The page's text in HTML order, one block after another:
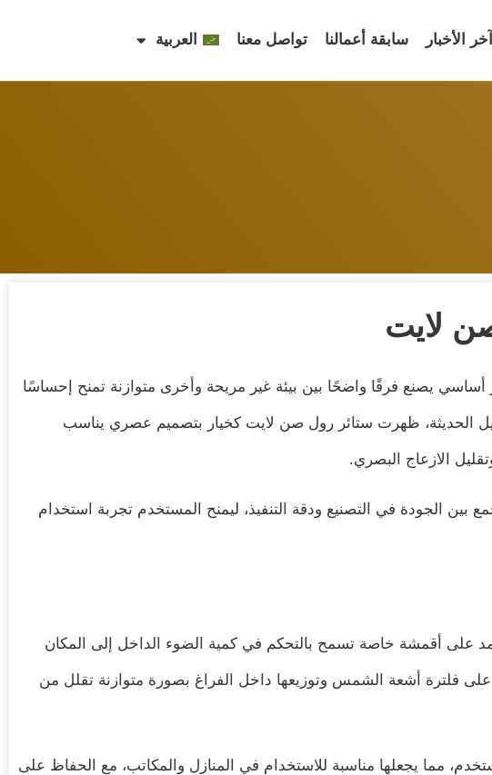
آخر الأخبار سابقة أعمالنا تواصل معنا العربية
لايت
يصنع فرقًا واضحًا بين بيئة غير مريحة وأخرى متوازنة تمنح إحساسًا
الحديثة، ظهرت ستائر رول صن لايت كخيار بتصميم عصري يناسب
الازعاج البصري.
الجودة في التصنيع ودقة التنفيذ، ليمنح المستخدم تجربة استخدام
على أقمشة خاصة تسمح بالتحكم في كمية الضوء الداخل إلى المكان
فلترة أشعة الشمس وتوزيعها داخل الفراغ بصورة متوازنة تقلل من
مما يجعلها مناسبة للاستخدام في المنازل والمكاتب، مع الحفاظ على